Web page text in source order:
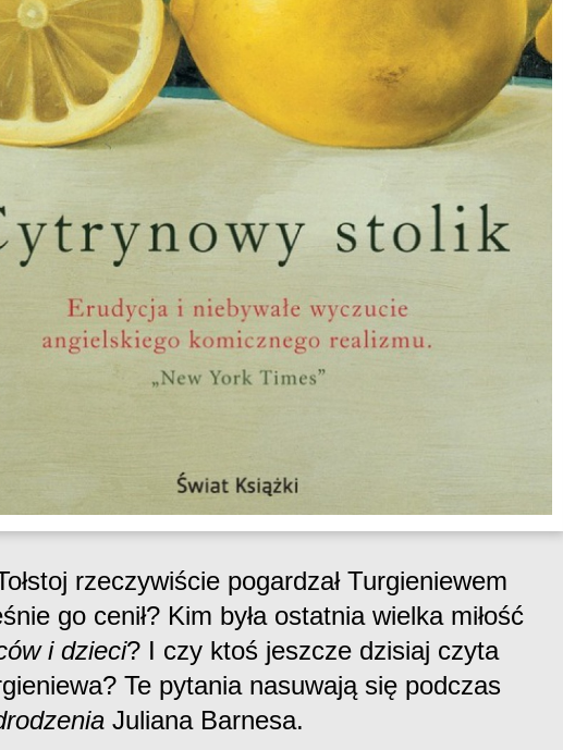
rzeczywiście pogardzał Turgieniewem
go cenił? Kim była ostatnia wielka miłość
i dzieci? I czy ktoś jeszcze dzisiaj czyta
Te pytania nasuwają się podczas
Juliana Barnesa.